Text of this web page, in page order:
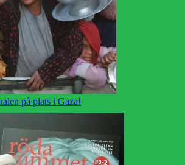
på plats i Gaza!